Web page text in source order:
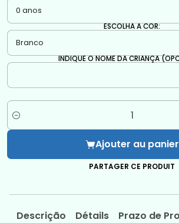
ESCOLHA A COR:
INDIQUE O NOME DA CRIANÇA
Quantité
Ajouter au panier
PARTAGER CE PRODUIT
Descrição Détails Prazo de